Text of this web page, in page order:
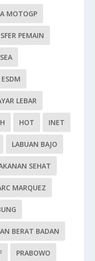
MOTOGP
PEMAIN
ESDM
LEBAR
HOT INET
LABUAN BAJO
SEHAT
MARQUEZ
BERAT BADAN
PRABOWO